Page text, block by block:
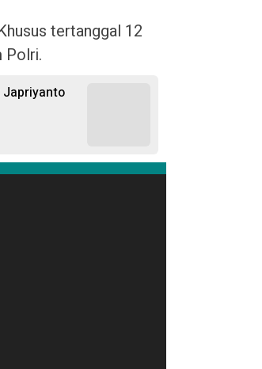
tertanggal 12
Polri.
Japriyanto